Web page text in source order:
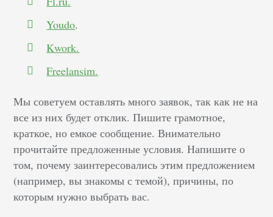
Youdo.
Kwork.
Freelansim.
Мы советуем оставлять много заявок, так как не на
все из них будет отклик. Пишите грамотное,
краткое, но емкое сообщение. Внимательно
прочитайте предложенные условия. Напишите о
том, почему заинтересовались этим предложением
(например, вы знакомы с темой), причины, по
которым нужно выбрать вас.